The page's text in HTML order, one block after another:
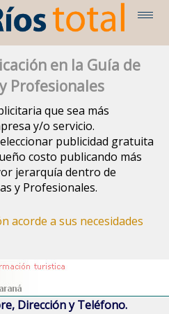
en la Guía de
Profesionales
que sea más
y/o servicio.
publicidad gratuita
costo publicando más
jerarquía dentro de
y Profesionales.
acorde a sus necesidades
Dirección y Teléfono.